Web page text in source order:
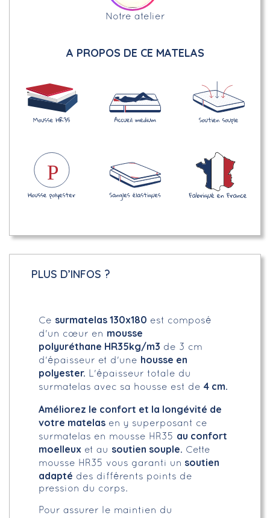
Notre atelier
A PROPOS DE CE MATELAS
PLUS D’INFOS ?
Ce surmatelas 130x180 est composé
d'un cœur en mousse
polyuréthane HR35kg/m3 de 3 cm
d'épaisseur et d'une housse en
polyester. L'épaisseur totale du
surmatelas avec sa housse est de 4 cm.
Améliorez le confort et la longévité de
votre matelas en y superposant ce
surmatelas en mousse HR35 au confort
moelleux et au soutien souple. Cette
mousse HR35 vous garanti un soutien
adapté des différents points de
pression du corps.
Pour assurer le maintien du